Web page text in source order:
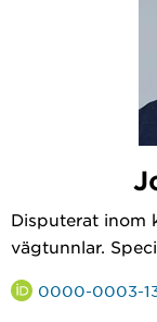
Disputerat inom
vägtunnlar.
0000-0003-